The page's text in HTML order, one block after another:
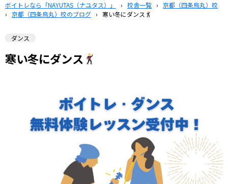
ボイトレなら「NAYUTAS（ナユタス）」 › 校舎一覧 › 京都（四条烏丸）校
› 京都（四条烏丸）校のブログ › 寒い冬にダンス
ダンス
寒い冬にダンス